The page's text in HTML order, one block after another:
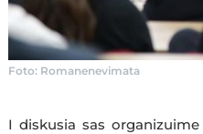
Foto: Romanenevimata
I diskusia sas